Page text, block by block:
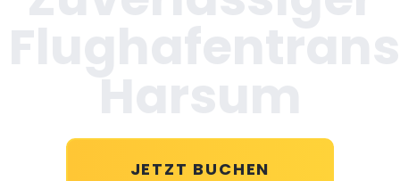
JETZT BUCHEN